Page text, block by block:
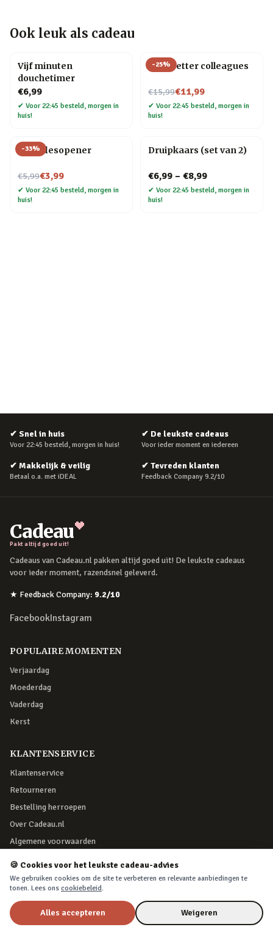
Ook leuk als cadeau
Vijf minuten
douchetimer
€6,99
✔ Voor 22:45 besteld, morgen in
huis!
-25%
Mok Better colleagues
€15,99
Nu voor€11,99
✔ Voor 22:45 besteld, morgen in
huis!
-33%
Fiets flesopener
€5,99
Nu voor€3,99
✔ Voor 22:45 besteld, morgen in
huis!
Druipkaars (set van 2)
€6,99 – €8,99
✔ Voor 22:45 besteld, morgen in
huis!
✔ Snel in huis
Voor 22:45 besteld, morgen in huis!
✔ De leukste cadeaus
Voor ieder moment en iedereen
✔ Makkelijk & veilig
Betaal o.a. met iDEAL
✔ Tevreden klanten
Feedback Company 9.2/10
Cadeau
Pakt altijd goed uit!
Cadeaus van Cadeau.nl pakken altijd goed uit! De leukste cadeaus
voor ieder moment, razendsnel geleverd.
★ Feedback Company: 9.2/10
FacebookInstagram
POPULAIRE MOMENTEN
Verjaardag
Moederdag
Vaderdag
Kerst
KLANTENSERVICE
Klantenservice
Retourneren
Bestelling herroepen
Over Cadeau.nl
Algemene voorwaarden
Privacy & cookies
VEILIG BETALEN
🍪 Cookies voor het leukste cadeau-advies
We gebruiken cookies om de site te verbeteren en relevante aanbiedingen te
tonen. Lees ons cookiebeleid.
Alles accepteren Weigeren